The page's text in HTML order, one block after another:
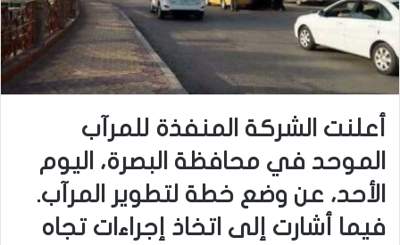
أعلنت الشركة المنفذة للمرآب
الموحد في محافظة البصرة، اليوم
الأحد، عن وضع خطة لتطوير المرآب.
فيما أشارت إلى اتخاذ إجراءات تجاه